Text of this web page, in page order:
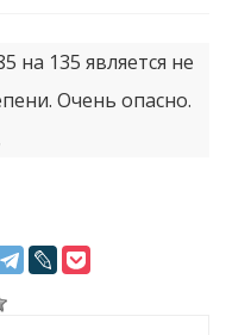
на 135 является не
Очень опасно.